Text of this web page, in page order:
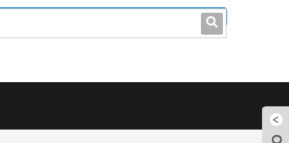
0086-0755-23214701